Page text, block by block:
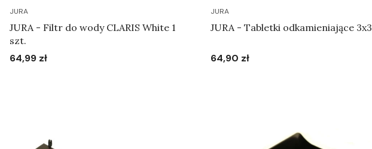
JURA
JURA - Filtr do wody CLARIS White 1
szt.
Cena
64,99 zł
JURA
JURA - Tabletki odkamieniające 3x3
Cena
64,90 zł